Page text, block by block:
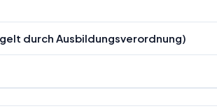
durch Ausbildungsverordnung)